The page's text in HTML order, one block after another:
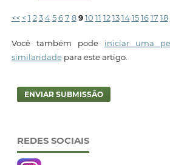
<< < 1 2 3 4 5 6 7 8 9 10 11 12 13 14 15 16 17 18
Você também pode iniciar uma
similaridadepara este artigo.
ENVIAR SUBMISSÃO
REDES SOCIAIS